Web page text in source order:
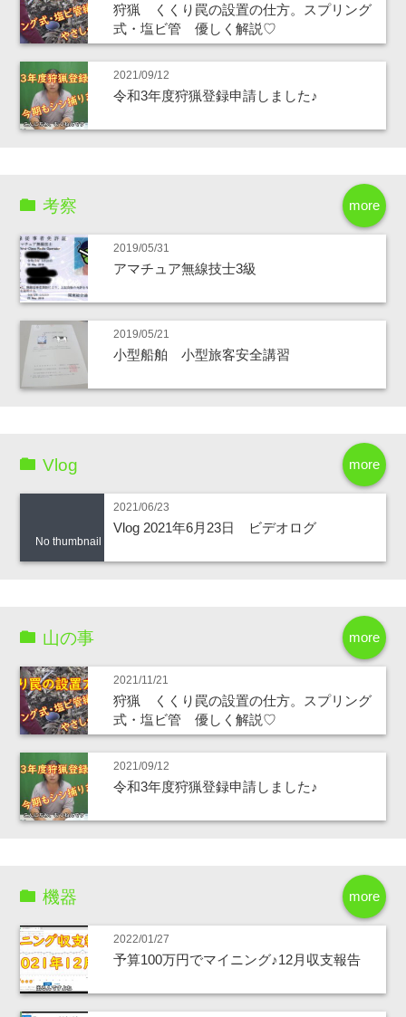
狩猟 くくり罠の設置の仕方。スプリング
式・塩ビ管 優しく解説♡
2021/09/12
令和3年度狩猟登録申請しました♪
more
考察
2019/05/31
アマチュア無線技士3級
2019/05/21
小型船舶 小型旅客安全講習
more
Vlog
No thumbnail
2021/06/23
Vlog 2021年6月23日 ビデオログ
more
山の事
2021/11/21
狩猟 くくり罠の設置の仕方。スプリング
式・塩ビ管 優しく解説♡
2021/09/12
令和3年度狩猟登録申請しました♪
more
機器
2022/01/27
予算100万円でマイニング♪12月収支報告